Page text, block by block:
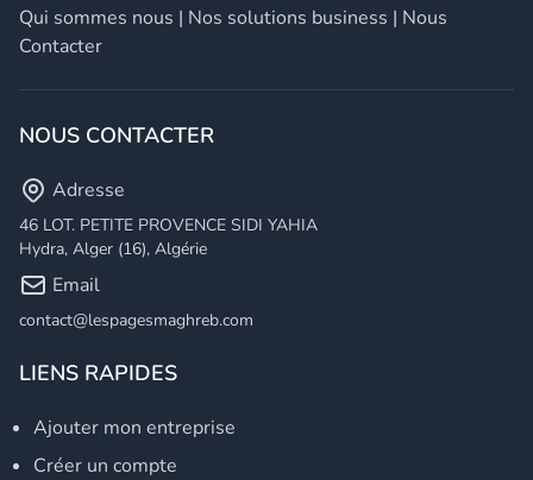
Qui sommes nous | Nos solutions business | Nous
Contacter
NOUS CONTACTER
Adresse
46 LOT. PETITE PROVENCE SIDI YAHIA
Hydra, Alger (16), Algérie
Email
contact@lespagesmaghreb.com
LIENS RAPIDES
Ajouter mon entreprise
Créer un compte